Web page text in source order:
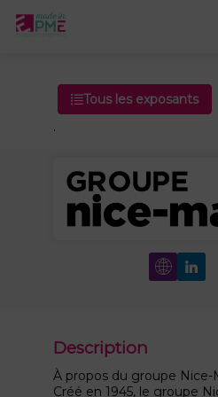
Tous les exposants
.
Description
À propos du groupe Nice-
Créé en 1945, le groupe